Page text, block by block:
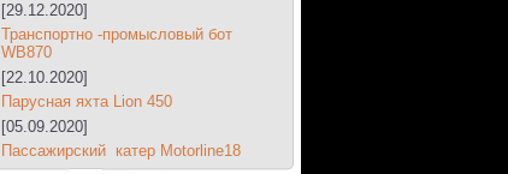
[29.12.2020]
Транспортно -промысловый бот
WB870
[22.10.2020]
Парусная яхта Lion 450
[05.09.2020]
Пассажирский катер Motorline18